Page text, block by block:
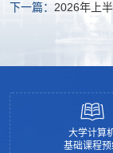
和个人联系方式的通
下一篇： 2026年上
大学计算
基础课程预